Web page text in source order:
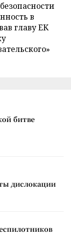
в
главу ЕК
битве
дислокации